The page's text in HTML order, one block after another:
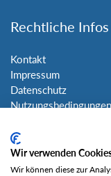
Rechtliche Infos
Kontakt
Impressum
Datenschutz
Nutzungsbedingungen
Social Media
Wir verwenden
Wir können diese zur